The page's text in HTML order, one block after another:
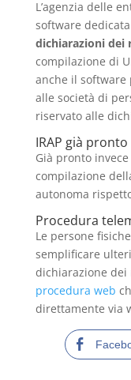
L’agenzia delle
software
dichiarazioni dei
compilazione di
anche il software
alle società di
riservato alle
IRAP già
Già pronto
compilazione
autonoma
Procedura
Le persone fisiche
semplificare
dichiarazione
procedura web
direttamente via